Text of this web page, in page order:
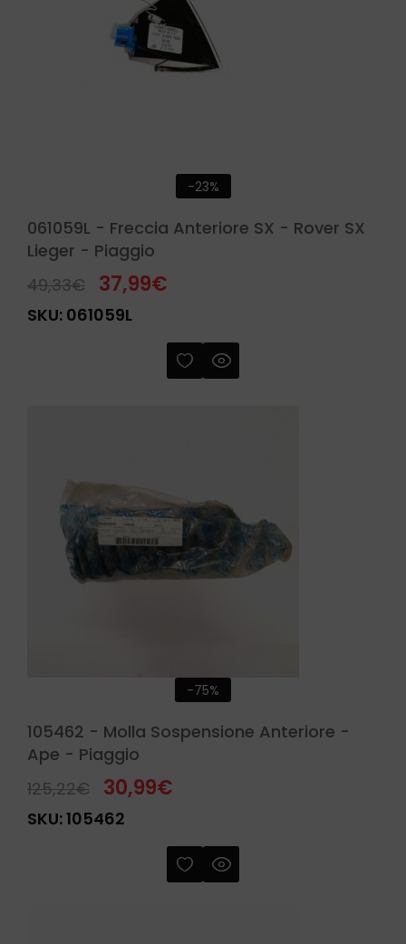
-23%
061059L - Freccia Anteriore SX - Rover SX
Lieger - Piaggio
49,33€ 37,99€
SKU: 061059L
-75%
105462 - Molla Sospensione Anteriore -
Ape - Piaggio
125,22€ 30,99€
SKU:105462